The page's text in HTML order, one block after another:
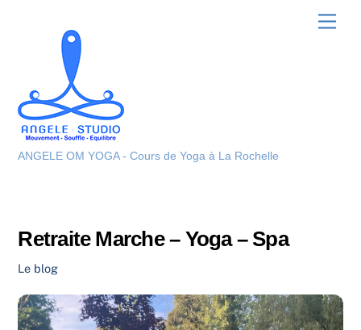
ANGELE OM YOGA - Cours de Yoga à La Rochelle
Retraite Marche – Yoga – Spa
Le blog